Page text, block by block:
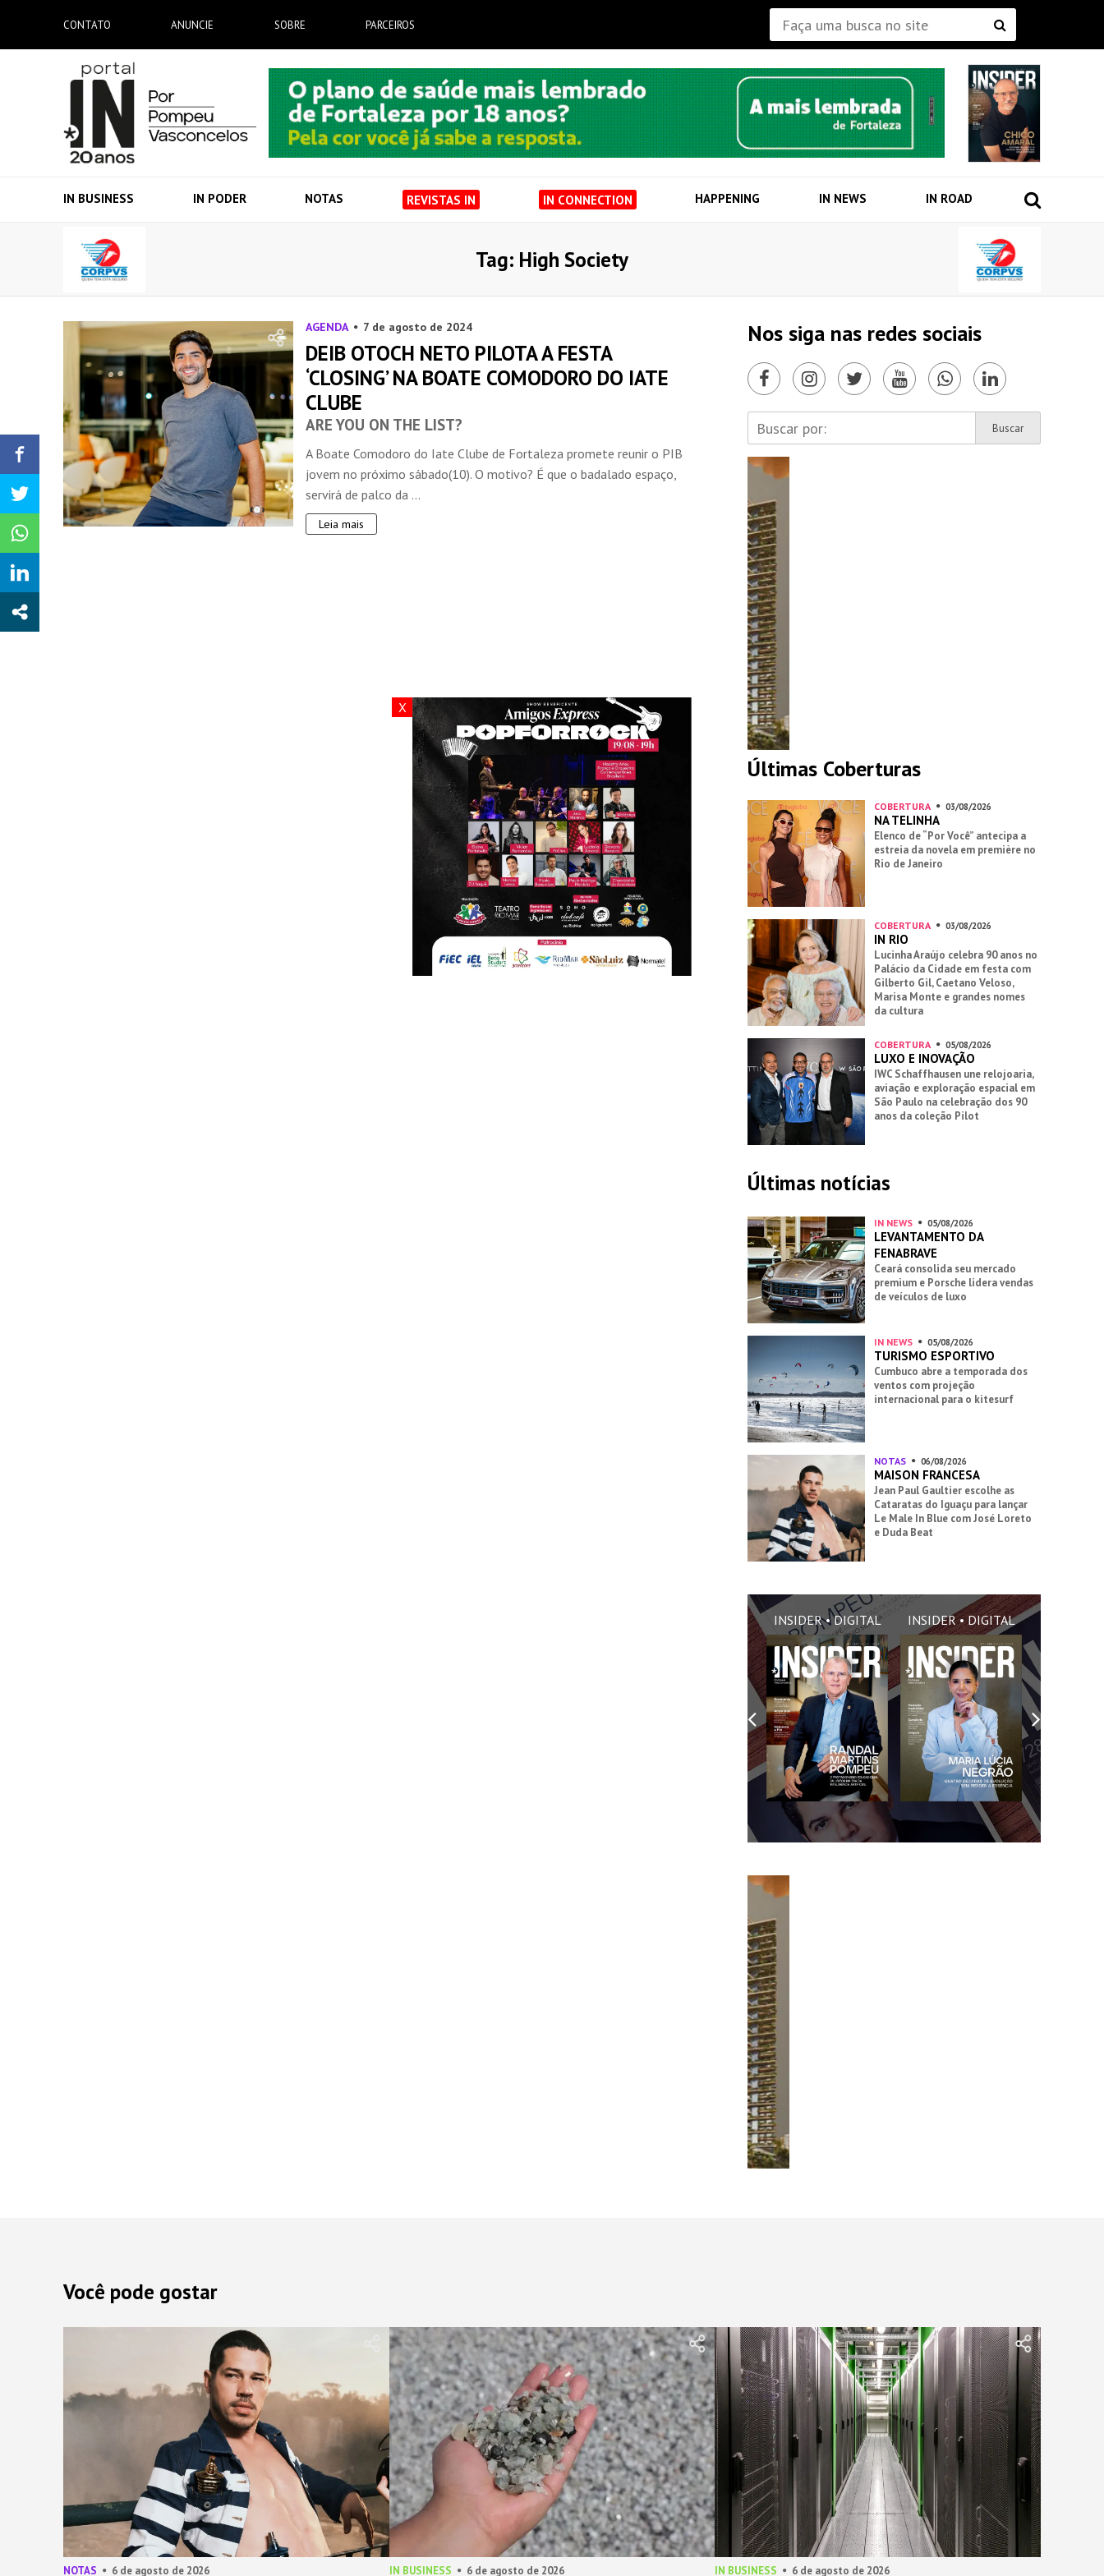
CONTATO ANUNCIE SOBRE PARCEIROS
IN BUSINESS IN PODER NOTAS REVISTAS IN IN CONNECTION HAPPENING IN NEWS IN ROAD
Tag: High Society
AGENDA 7 de agosto de 2024
DEIB OTOCH NETO PILOTA A FESTA
‘CLOSING’ NA BOATE COMODORO DO IATE
CLUBE
ARE YOU ON THE LIST?
A Boate Comodoro do Iate Clube de Fortaleza promete reunir o PIB
jovem no próximo sábado(10). O motivo? É que o badalado espaço,
servirá de palco da ...
Leia mais
Nos siga nas redes sociais
Últimas Coberturas
COBERTURA 03/08/2026
NA TELINHA
Elenco de “Por Você” antecipa a
estreia da novela em première no
Rio de Janeiro
COBERTURA 03/08/2026
IN RIO
Lucinha Araújo celebra 90 anos no
Palácio da Cidade em festa com
Gilberto Gil, Caetano Veloso,
Marisa Monte e grandes nomes
da cultura
COBERTURA 05/08/2026
LUXO E INOVAÇÃO
IWC Schaffhausen une relojoaria,
aviação e exploração espacial em
São Paulo na celebração dos 90
anos da coleção Pilot
Últimas notícias
IN NEWS 05/08/2026
LEVANTAMENTO DA
FENABRAVE
Ceará consolida seu mercado
premium e Porsche lidera vendas
de veículos de luxo
IN NEWS 05/08/2026
TURISMO ESPORTIVO
Cumbuco abre a temporada dos
ventos com projeção
internacional para o kitesurf
NOTAS 06/08/2026
MAISON FRANCESA
Jean Paul Gaultier escolhe as
Cataratas do Iguaçu para lançar
Le Male In Blue com José Loreto
e Duda Beat
INSIDER • DIGITAL INSIDER • DIGITAL
Você pode gostar
NOTAS 6 de agosto de 2026 IN BUSINESS 6 de agosto de 2026 IN BUSINESS 6 de agosto de 2026
X